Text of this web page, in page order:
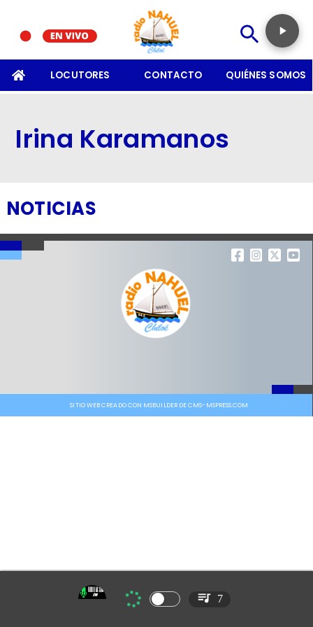
LOCUTORES CONTACTO QUIÉNES SOMOS
Irina Karamanos
NOTICIAS
SITIO WEB CREADO CON MSBUILDER DE CMS-MSPRESS.COM
7